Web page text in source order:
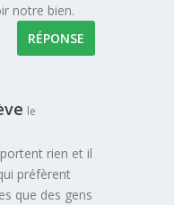
notre bien.
RÉPONSE
le
rien et il
préfèrent
que des gens